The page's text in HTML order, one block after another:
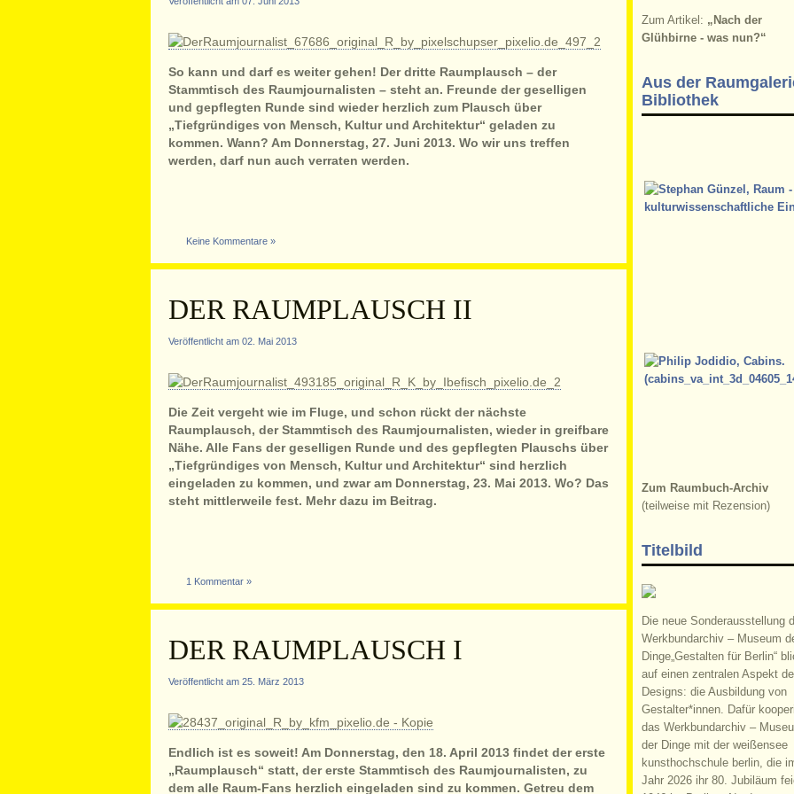
So kann und darf es weiter gehen! Der dritte Raumplausch – der
Stammtisch des Raumjournalisten – steht an. Freunde der geselligen
und gepflegten Runde sind wieder herzlich zum Plausch über
„Tiefgründiges von Mensch, Kultur und Architektur“ geladen zu
kommen. Wann? Am Donnerstag, 27. Juni 2013. Wo wir uns treffen
werden, darf nun auch verraten werden.
Keine Kommentare »
DER RAUMPLAUSCH II
Veröffentlicht am 02. Mai 2013
Die Zeit vergeht wie im Fluge, und schon rückt der nächste
Raumplausch, der Stammtisch des Raumjournalisten, wieder in greifbare
Nähe. Alle Fans der geselligen Runde und des gepflegten Plauschs über
„Tiefgründiges von Mensch, Kultur und Architektur“ sind herzlich
eingeladen zu kommen, und zwar am Donnerstag, 23. Mai 2013. Wo? Das
steht mittlerweile fest. Mehr dazu im Beitrag.
1 Kommentar »
DER RAUMPLAUSCH I
Veröffentlicht am 25. März 2013
Endlich ist es soweit! Am Donnerstag, den 18. April 2013 findet der erste
„Raumplausch“ statt, der erste Stammtisch des Raumjournalisten, zu
dem alle Raum-Fans herzlich eingeladen sind zu kommen. Getreu dem
Zum Artikel: „Nach der
Glühbirne - was nun?“
Aus der
Bibliothek
Zum Raumbuch-Archiv
(teilweise mit Rezension)
Titelbild
Die neue Sonderausstellung
Werkbundarchiv – Museum
Dinge„Gestalten für Berlin“
auf einen zentralen Aspekt
Designs: die Ausbildung von
Gestalter*innen. Dafür
das Werkbundarchiv –
der Dinge mit der weißensee
kunsthochschule berlin, die
Jahr 2026 ihr 80. Jubiläum